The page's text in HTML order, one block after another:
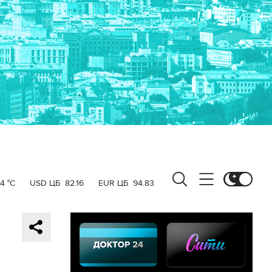
°C USD ЦБ 82.16 EUR ЦБ 94.83